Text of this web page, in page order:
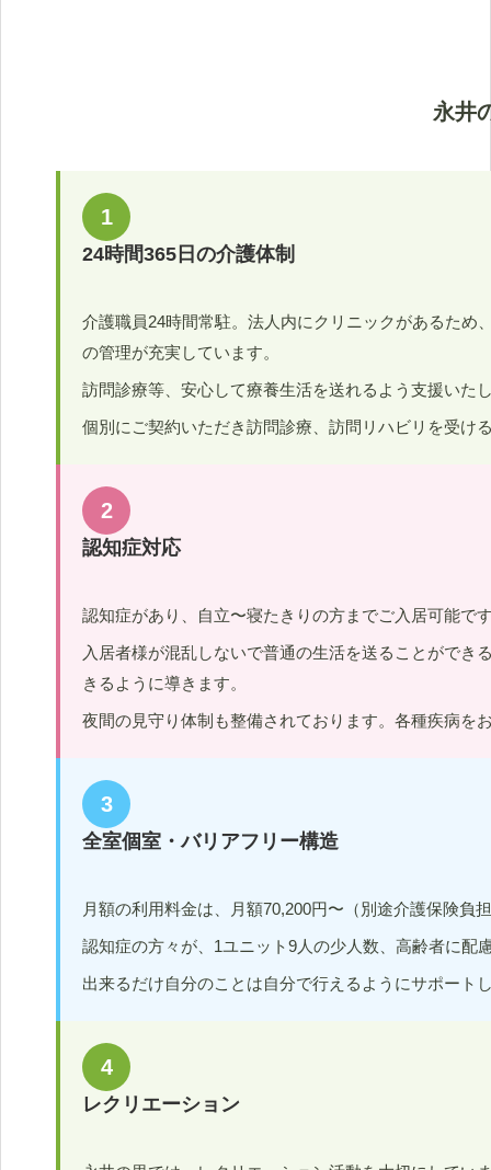
永井
1
24時間365日の介護体制
介護職員24時間常駐。法人内にクリニックがあるため
の管理が充実しています。
訪問診療等、安心して療養生活を送れるよう支援いた
個別にご契約いただき訪問診療、訪問リハビリを受け
2
認知症対応
認知症があり、自立〜寝たきりの方までご入居可能で
入居者様が混乱しないで普通の生活を送ることができ
きるように導きます。
夜間の見守り体制も整備されております。各種疾病を
3
全室個室・バリアフリー構造
月額の利用料金は、月額70,200円〜（別途介護保険負
認知症の方々が、1ユニット9人の少人数、高齢者に配
出来るだけ自分のことは自分で行えるようにサポート
4
レクリエーション